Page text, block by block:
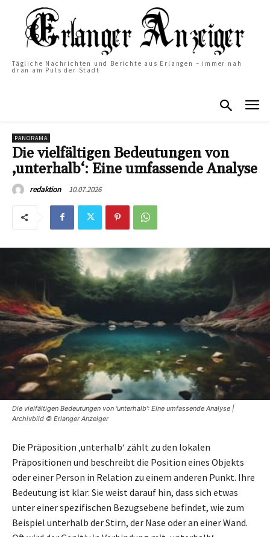
Tägliche Nachrichten und Berichte aus Erlangen – immer nah
dran am Puls der Stadt
PANORAMA
Die vielfältigen Bedeutungen von
‚unterhalb‘: Eine umfassende Analyse
redaktion 10.07.2026
Die vielfältigen Bedeutungen von 'unterhalb': Eine umfassende Analyse |
Archivbild © Erlanger Anzeiger
Die Präposition ‚unterhalb‘ zählt zu den lokalen
Präpositionen und beschreibt die Position eines Objekts
oder einer Person in Relation zu einem anderen Punkt. Ihre
Bedeutung ist klar: Sie weist darauf hin, dass sich etwas
unter einer spezifischen Bezugsebene befindet, wie zum
Beispiel unterhalb der Stirn, der Nase oder an einer Wand.